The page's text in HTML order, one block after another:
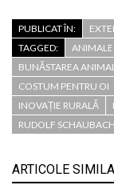
PUBLICAT ÎN:
TAGGED:
ANIMALE
BUNĂSTAREA
COSTUM PENTRU OI
INOVAȚIE RURALĂ
RUDOLF SCHAUBACH
ARTICOLE